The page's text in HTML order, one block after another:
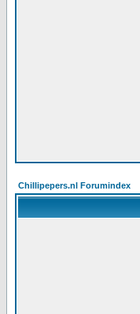
Chillipepers.nl Forumindex